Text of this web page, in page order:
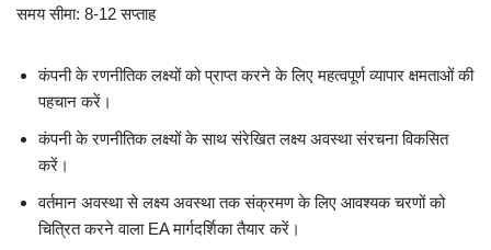
समय सीमा: 8-12 सप्ताह
कंपनी के रणनीतिक लक्ष्यों को प्राप्त करने के लिए महत्वपूर्ण व्यापार क्षमताओं की
पहचान करें।
कंपनी के रणनीतिक लक्ष्यों के साथ संरेखित लक्ष्य अवस्था संरचना विकसित
करें।
वर्तमान अवस्था से लक्ष्य अवस्था तक संक्रमण के लिए आवश्यक चरणों को
चित्रित करने वाला EA मार्गदर्शिका तैयार करें।